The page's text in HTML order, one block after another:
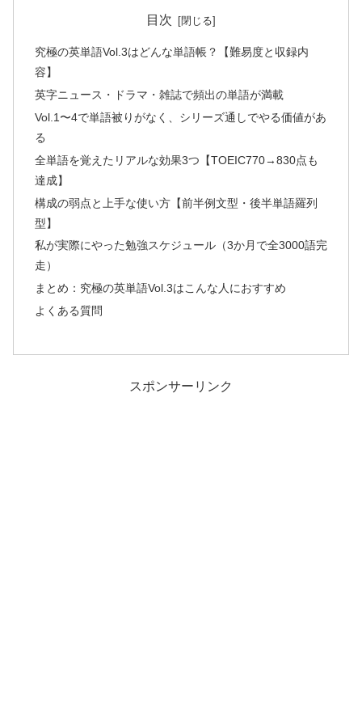
目次
究極の英単語Vol.3はどんな単語帳？【難易度と収録内
容】
英字ニュース・ドラマ・雑誌で頻出の単語が満載
Vol.1〜4で単語被りがなく、シリーズ通しでやる価値があ
る
全単語を覚えたリアルな効果3つ【TOEIC770→830点も
達成】
構成の弱点と上手な使い方【前半例文型・後半単語羅列
型】
私が実際にやった勉強スケジュール（3か月で全3000語完
走）
まとめ：究極の英単語Vol.3はこんな人におすすめ
よくある質問
スポンサーリンク